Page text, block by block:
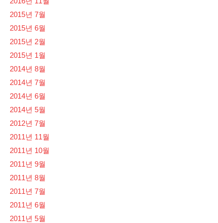
2015년 7월
2015년 6월
2015년 2월
2015년 1월
2014년 8월
2014년 7월
2014년 6월
2014년 5월
2012년 7월
2011년 11월
2011년 10월
2011년 9월
2011년 8월
2011년 7월
2011년 6월
2011년 5월